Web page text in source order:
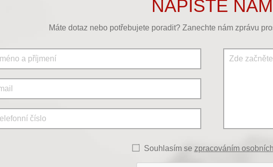
NAPIŠTE NÁM
Máte dotaz nebo potřebujete poradit? Zanechte nám zprávu
Souhlasím se zpracováním